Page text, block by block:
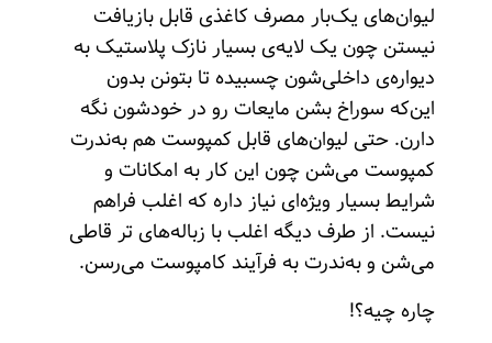
لیوان‌های یک‌بار مصرف کاغذی قابل بازیافت
نیستن چون یک لایه‌ی بسیار نازک پلاستیک به
دیواره‌ی داخلی‌شون چسبیده تا بتونن بدون
این‌که سوراخ بشن مایعات رو در خودشون نگه
دارن. حتی لیوان‌های قابل کمپوست هم به‌ندرت
کمپوست می‌شن چون این کار به امکانات و
شرایط بسیار ویژه‌ای نیاز داره که اغلب فراهم
نیست. از طرف دیگه اغلب با زباله‌های تر قاطی
می‌شن و به‌ندرت به فرآیند کامپوست می‌رسن.
چاره چیه؟!